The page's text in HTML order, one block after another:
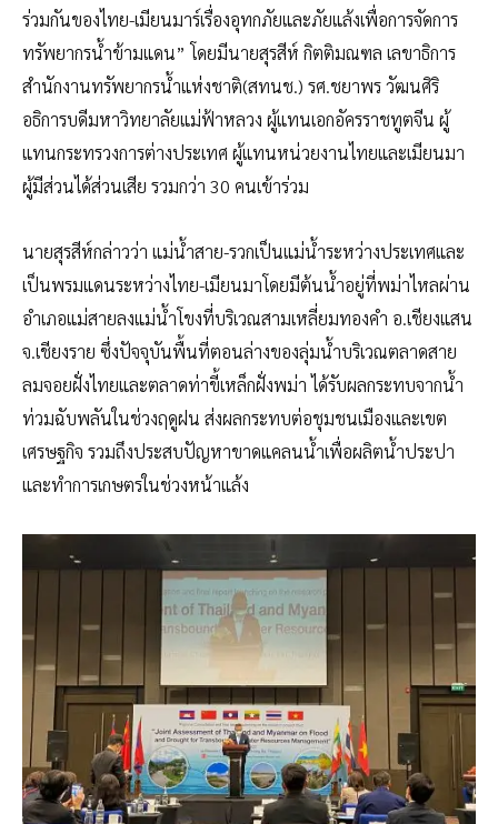
ร่วมกันของไทย-เมียนมาร์เรื่องอุทกภัยและภัยแล้งเพื่อการจัดการ
ทรัพยากรน้ำข้ามแดน” โดยมีนายสุรสีห์ กิตติมณฑล เลขาธิการ
สำนักงานทรัพยากรน้ำแห่งชาติ(สทนช.) รศ.ชยาพร วัฒนศิริ
อธิการบดีมหาวิทยาลัยแม่ฟ้าหลวง ผู้แทนเอกอัครราชทูตจีน ผู้
แทนกระทรวงการต่างประเทศ ผู้แทนหน่วยงานไทยและเมียนมา
ผู้มีส่วนได้ส่วนเสีย รวมกว่า 30 คนเข้าร่วม
นายสุรสีห์กล่าวว่า แม่น้ำสาย-รวกเป็นแม่น้ำระหว่างประเทศและ
เป็นพรมแดนระหว่างไทย-เมียนมาโดยมีต้นน้ำอยู่ที่พม่าไหลผ่าน
อำเภอแม่สายลงแม่น้ำโขงที่บริเวณสามเหลี่ยมทองคำ อ.เชียงแสน
จ.เชียงราย ซึ่งปัจจุบันพื้นที่ตอนล่างของลุ่มน้ำบริเวณตลาดสาย
ลมจอยฝั่งไทยและตลาดท่าขี้เหล็กฝั่งพม่า ได้รับผลกระทบจากน้ำ
ท่วมฉับพลันในช่วงฤดูฝน ส่งผลกระทบต่อชุมชนเมืองและเขต
เศรษฐกิจ รวมถึงประสบปัญหาขาดแคลนน้ำเพื่อผลิตน้ำประปา
และทำการเกษตรในช่วงหน้าแล้ง